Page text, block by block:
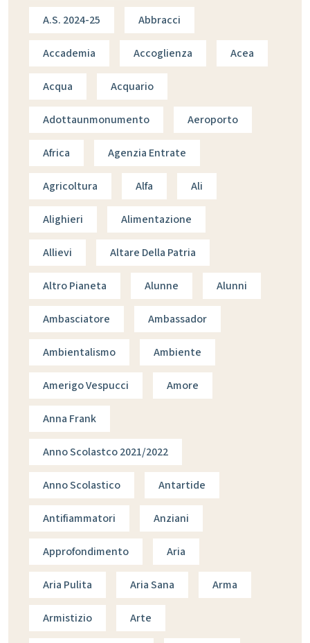
A.s. 2024-25 Abbracci
Accademia Accoglienza Acea
Acqua Acquario
Adottaunmonumento Aeroporto
Africa Agenzia Entrate
Agricoltura Alfa Ali
Alighieri Alimentazione
Allievi Altare Della Patria
Altro Pianeta Alunne Alunni
Ambasciatore Ambassador
Ambientalismo Ambiente
Amerigo Vespucci Amore
Anna Frank
Anno Scolastco 2021/2022
Anno Scolastico Antartide
Antifiammatori Anziani
Approfondimento Aria
Aria Pulita Aria Sana Arma
Armistizio Arte